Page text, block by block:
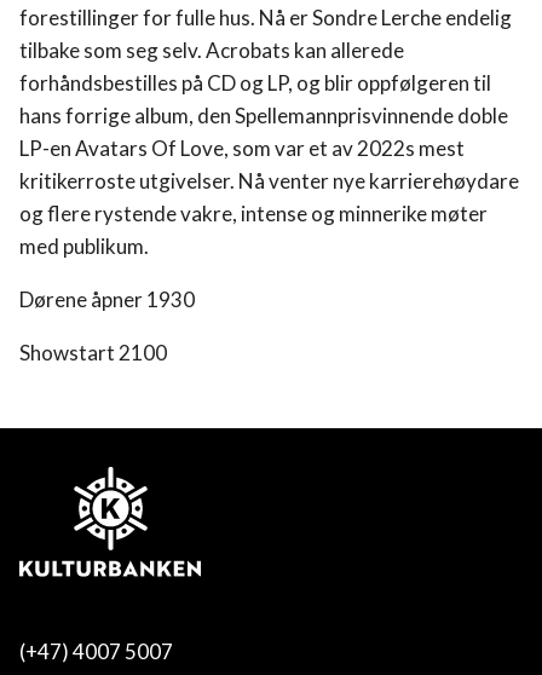
forestillinger for fulle hus. Nå er Sondre Lerche endelig
tilbake som seg selv. Acrobats kan allerede
forhåndsbestilles på CD og LP, og blir oppfølgeren til
hans forrige album, den Spellemannprisvinnende doble
LP-en Avatars Of Love, som var et av 2022s mest
kritikerroste utgivelser. Nå venter nye karrierehøydare
og flere rystende vakre, intense og minnerike møter
med publikum.
Dørene åpner 1930
Showstart 2100
(+47) 4007 5007